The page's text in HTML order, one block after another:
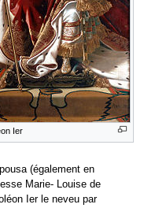
Ier
(également en
Marie- Louise de
Ier le neveu par